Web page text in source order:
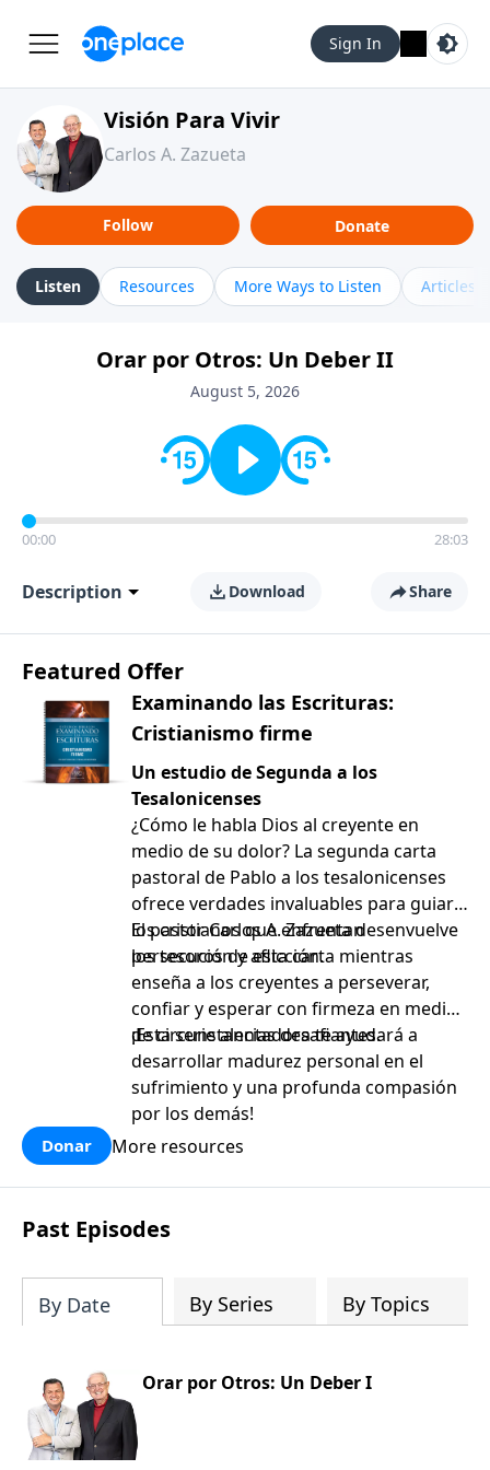
Sign In
Visión Para Vivir
Carlos A. Zazueta
Follow Donate
Listen Resources More Ways to Listen Articles
Orar por Otros: Un Deber II
August 5, 2026
00:00 28:03
Description Download Share
Featured Offer
Examinando las Escrituras:
Cristianismo firme
Un estudio de Segunda a los
Tesalonicenses
¿Cómo le habla Dios al creyente en
medio de su dolor? La segunda carta
pastoral de Pablo a los tesalonicenses
ofrece verdades invaluables para guiar a
los cristianos que enfrentan
persecución y aflicción.
El pastor Carlos A. Zazueta desenvuelve
los tesoros de esta carta mientras
enseña a los creyentes a perseverar,
confiar y esperar con firmeza en medio
de circunstancias desafiantes.
¡Esta serie alentadora te ayudará a
desarrollar madurez personal en el
sufrimiento y una profunda compasión
por los demás!
Donar More resources
Past Episodes
By Date By Series By Topics
Orar por Otros: Un Deber I